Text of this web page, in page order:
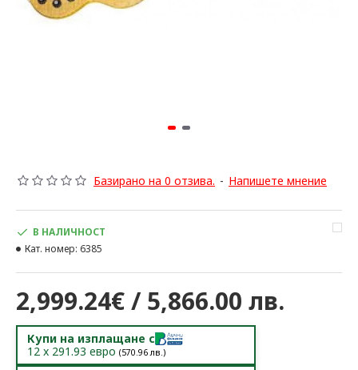
Базирано на 0 отзива. - Напишете мнение
2,999.24€ / 5,866.00 лв.
В НАЛИЧНОСТ
Кат. номер: 6385
Купи на изплащане с
12 x 291.93 евро (570.96лв.)